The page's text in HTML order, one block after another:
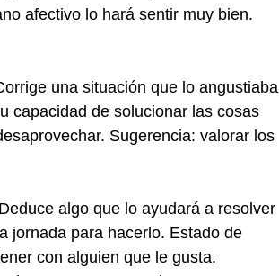
afectivo lo hará sentir muy bien.
una situación que lo angustiaba
capacidad de solucionar las cosas
Sugerencia: valorar los
algo que lo ayudará a resolver
jornada para hacerlo. Estado de
con alguien que le gusta.